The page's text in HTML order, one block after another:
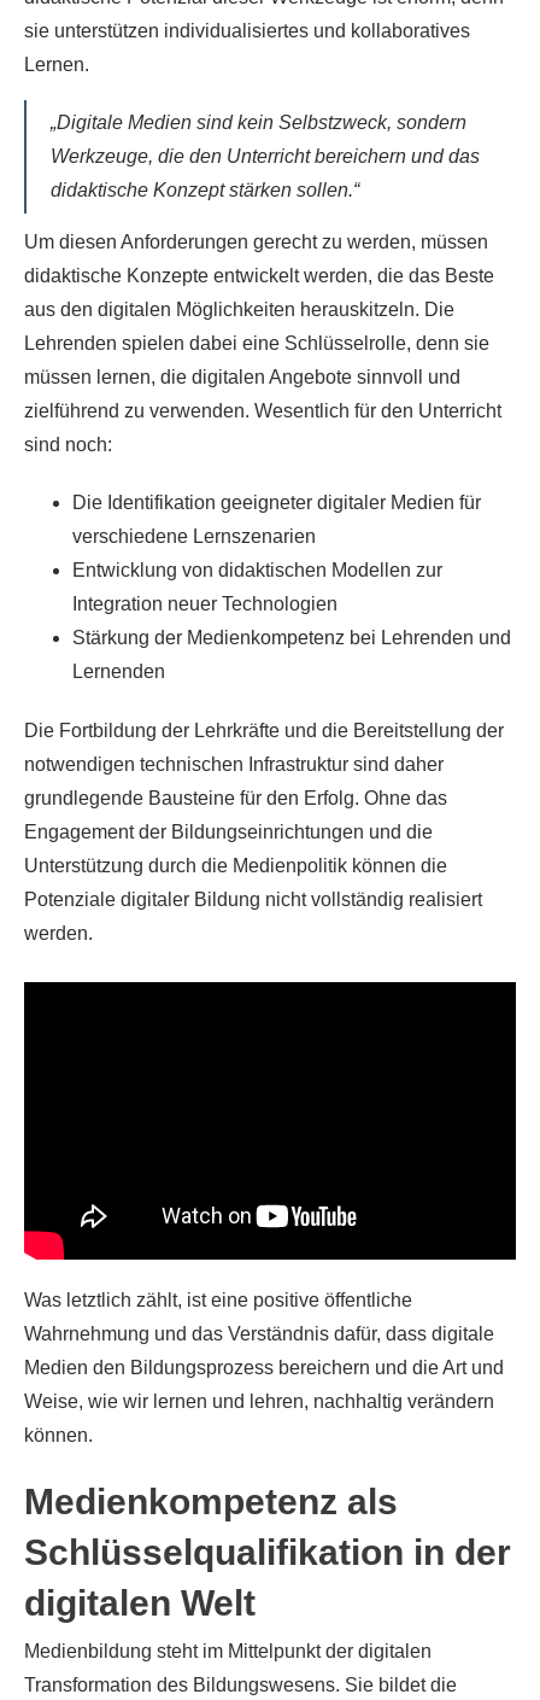
sie unterstützen individualisiertes und kollaboratives
Lernen.
„Digitale Medien sind kein Selbstzweck, sondern
Werkzeuge, die den Unterricht bereichern und das
didaktische Konzept stärken sollen.“
Um diesen Anforderungen gerecht zu werden, müssen
didaktische Konzepte entwickelt werden, die das Beste
aus den digitalen Möglichkeiten herauskitzeln. Die
Lehrenden spielen dabei eine Schlüsselrolle, denn sie
müssen lernen, die digitalen Angebote sinnvoll und
zielführend zu verwenden. Wesentlich für den Unterricht
sind noch:
Die Identifikation geeigneter digitaler Medien für
verschiedene Lernszenarien
Entwicklung von didaktischen Modellen zur
Integration neuer Technologien
Stärkung der Medienkompetenz bei Lehrenden und
Lernenden
Die Fortbildung der Lehrkräfte und die Bereitstellung der
notwendigen technischen Infrastruktur sind daher
grundlegende Bausteine für den Erfolg. Ohne das
Engagement der Bildungseinrichtungen und die
Unterstützung durch die Medienpolitik können die
Potenziale digitaler Bildung nicht vollständig realisiert
werden.
Was letztlich zählt, ist eine positive öffentliche
Wahrnehmung und das Verständnis dafür, dass digitale
Medien den Bildungsprozess bereichern und die Art und
Weise, wie wir lernen und lehren, nachhaltig verändern
können.
Medienkompetenz als
Schlüsselqualifikation in der
digitalen Welt
Medienbildung steht im Mittelpunkt der digitalen
Transformation des Bildungswesens. Sie bildet die